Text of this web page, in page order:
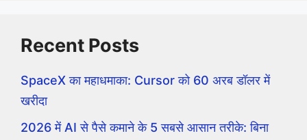
Recent Posts
SpaceX का महाधमाका: Cursor को 60 अरब डॉलर में
खरीदा
2026 में AI से पैसे कमाने के 5 सबसे आसान तरीके: बिना